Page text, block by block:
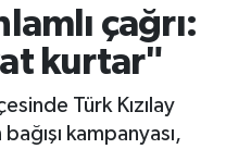
çağrı:
kurtar"
Türk Kızılay
kampanyası,
ve Fikstür